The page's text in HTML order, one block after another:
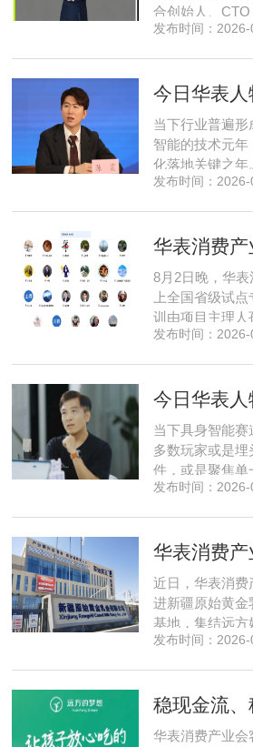
合创始人、
条小众赛道：深
的技术深耕与严
布局中，自然流
发布时间：
当下行业普遍形
智能的技术元年
化落地关键之年
享刻智能创始人
长久，这也是享
创始人、CEO
发布时间：
8月2日晚，华
上全国省级试
训由项目主理人
了来自贵州、河
间盘活、私域变
现状，深度剖
发布时间：
当下具身智能赛
多数玩家或是
件，或是聚焦单
自创立之初便守
能创始人王启斌
数据规模才是决
发布时间：
近日，华表消费
进新疆原始黄金
基地，集结远方
位头部私域主播
源同步联动，以
式，全方位拆解
发布时间：
华表消费产业会